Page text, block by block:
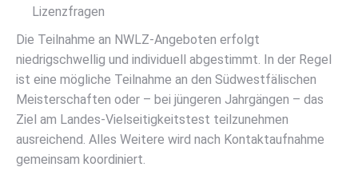
Lizenzfragen
Die Teilnahme an NWLZ-Angeboten erfolgt
niedrigschwellig und individuell abgestimmt. In der Regel
ist eine mögliche Teilnahme an den Südwestfälischen
Meisterschaften oder – bei jüngeren Jahrgängen – das
Ziel am Landes-Vielseitigkeitstest teilzunehmen
ausreichend. Alles Weitere wird nach Kontaktaufnahme
gemeinsam koordiniert.